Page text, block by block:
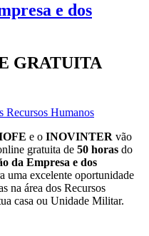
e dos
GRATUITA
e o INOVINTER vão
gratuita de 50 horas do
da Empresa e dos
uma excelente oportunidade
na área dos Recursos
casa ou Unidade Militar.